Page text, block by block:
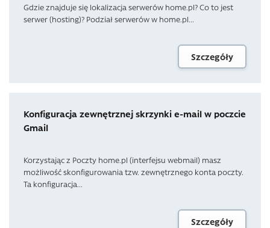
Gdzie znajduje się lokalizacja serwerów home.pl? Co to jest
serwer (hosting)? Podział serwerów w home.pl...
Szczegóły
Konfiguracja zewnętrznej skrzynki e-mail w poczcie
Gmail
Korzystając z Poczty home.pl (interfejsu webmail) masz
możliwość skonfigurowania tzw. zewnętrznego konta poczty.
Ta konfiguracja...
Szczegóły